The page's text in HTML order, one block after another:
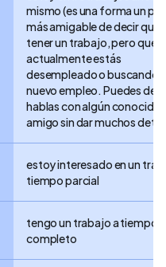
mismo (es una forma un
más amigable de decir que
tener un trabajo, pero que
actualmente estás
desempleado o buscando
nuevo empleo. Puedes
hablas con algún conocido
amigo sin dar muchos
estoy interesado en un
tiempo parcial
tengo un trabajo a tiempo
completo